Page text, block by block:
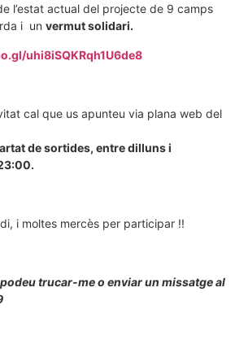
l’estat actual del projecte de 9 camps
i un vermut solidari.
uhi8iSQKRqh1U6de8
cal que us apunteu via plana web del
de sortides, entre dilluns i
i moltes mercès per participar !!
trucar-me o enviar un missatge al